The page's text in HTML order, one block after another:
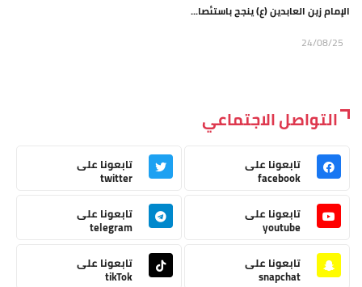
الإمام زين العابدين (ع) ينجح باستئصا...
24/08/25
التواصل الاجتماعي
تابعونا على
facebook
تابعونا على
twitter
تابعونا على
youtube
تابعونا على
telegram
تابعونا على
snapchat
تابعونا على
tikTok